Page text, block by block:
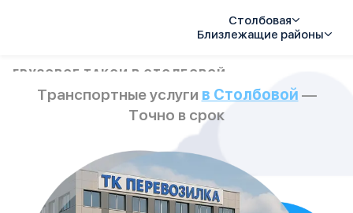
Столбовая
Близлежащие районы
Автопарк
Контакты
Спецтехника
ГРУЗОВОЕ ТАКСИ В СТОЛБОВОЙ
Транспортные услуги в Столбовой —
Точно в срок